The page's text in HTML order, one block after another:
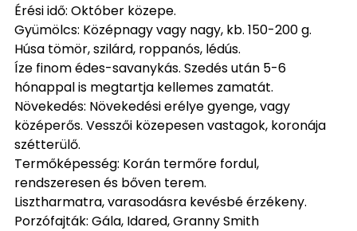
Érési idő: Október közepe.
Gyümölcs: Középnagy vagy nagy, kb. 150-200 g.
Húsa tömör, szilárd, roppanós, lédús.
Íze finom édes-savanykás. Szedés után 5-6
hónappal is megtartja kellemes zamatát.
Növekedés: Növekedési erélye gyenge, vagy
középerős. Vesszői közepesen vastagok, koronája
szétterülő.
Termőképesség: Korán termőre fordul,
rendszeresen és bőven terem.
Lisztharmatra, varasodásra kevésbé érzékeny.
Porzófajták: Gála, Idared, Granny Smith